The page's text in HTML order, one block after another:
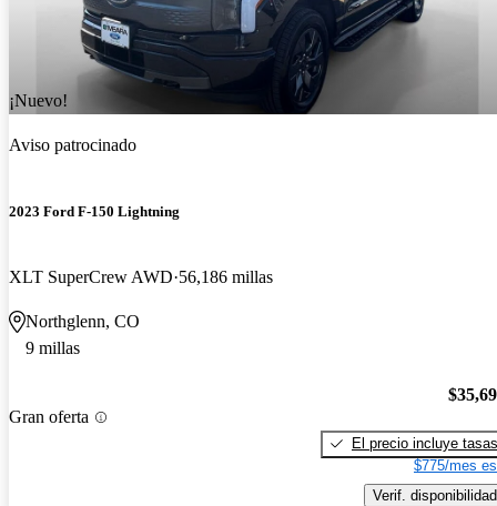
¡Nuevo!
Aviso patrocinado
2023 Ford F-150 Lightning
XLT SuperCrew AWD 56,186 millas
Northglenn, CO
9 millas
Gran oferta
El precio incluye tasas
$775/mes
Verif. disponibilidad